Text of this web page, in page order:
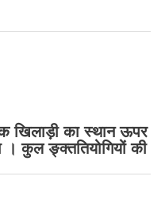
खिलाड़ी का स्थान ऊपर
कुल ङ्क्ततियोगियों की